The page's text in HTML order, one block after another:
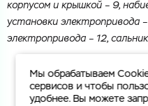
корпусом и крышкой – 9,
установки электропривода
электропривода – 12,
Мы обрабатываем
сервисов и чтобы
удобнее. Вы можете